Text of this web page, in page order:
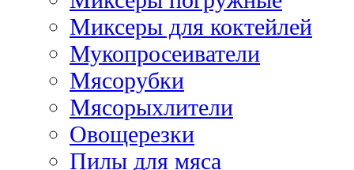
Миксеры для коктейлей
Мукопросеиватели
Мясорубки
Мясорыхлители
Овощерезки
Пилы для мяса